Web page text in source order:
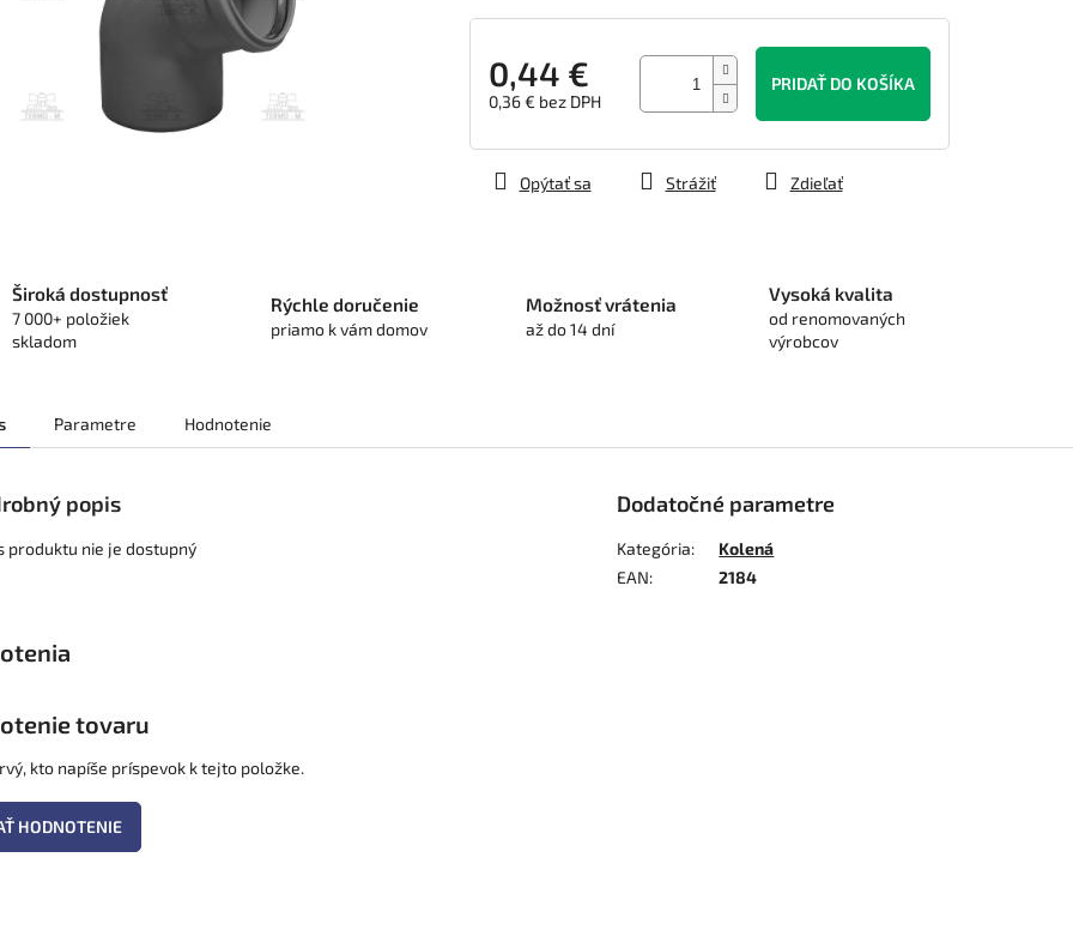
0,44 €
0,36 € bez DPH
PRIDAŤ DO KOŠÍKA
Opýtať sa Strážiť Zdieľať
Široká dostupnosť
7 000+ položiek
skladom
Rýchle doručenie
priamo k vám domov
Možnosť vrátenia
až do 14 dní
Vysoká kvalita
od renomovaných
výrobcov
Parametre Hodnotenie
popis
produktu nie je dostupný
Dodatočné parametre
Kategória:
Kolená
EAN: 2184
tovaru
kto napíše príspevok k tejto položke.
HODNOTENIE